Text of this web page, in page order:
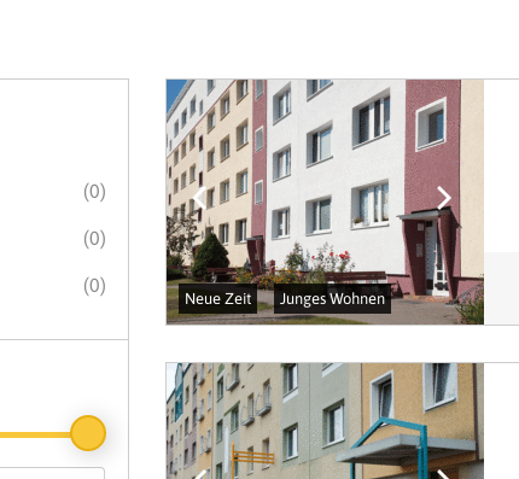
(0)
(0)
(0)
Neue Zeit Junges Wohnen